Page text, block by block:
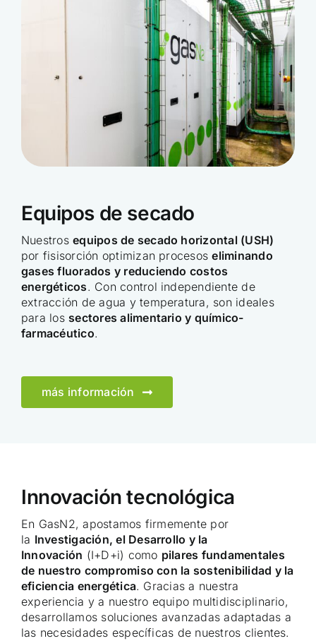
Equipos de secado
Nuestrosequipos de secado horizontal (USH)
por fisisorción optimizan procesoseliminando
gases fluorados y reduciendo costos
energéticos. Con control independiente de
extracción de agua y temperatura, son ideales
para los sectores alimentario y químico-
farmacéutico.
más información
Innovación tecnológica
En GasN2, apostamos firmemente por
la Investigación, el Desarrollo y la
Innovación (I+D+i) como pilares fundamentales
de nuestro compromiso con la sostenibilidad y la
eficiencia energética. Gracias a nuestra
experiencia y a nuestro equipo multidisciplinario,
desarrollamos soluciones avanzadas adaptadas a
las necesidades específicas de nuestros clientes.